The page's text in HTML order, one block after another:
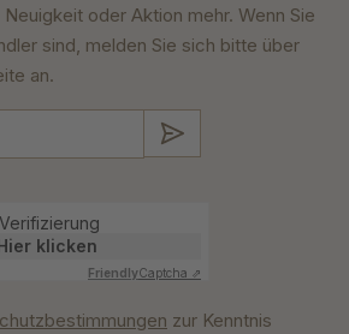
oder Aktion mehr. Wenn Sie
sind, melden Sie sich bitte über
an.
klicken
FriendlyCaptcha ⇗
zur Kenntnis